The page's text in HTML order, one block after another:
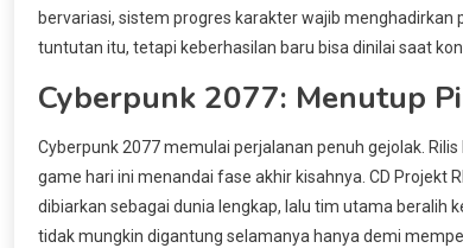
bervariasi, sistem progres karakter wajib
tuntutan itu, tetapi keberhasilan baru bisa dinilai saat
Cyberpunk 2077: Menutup
Cyberpunk 2077 memulai perjalanan penuh gejolak.
game hari ini menandai fase akhir kisahnya. CD Projekt
dibiarkan sebagai dunia lengkap, lalu tim utama beralih
tidak mungkin digantung selamanya hanya demi